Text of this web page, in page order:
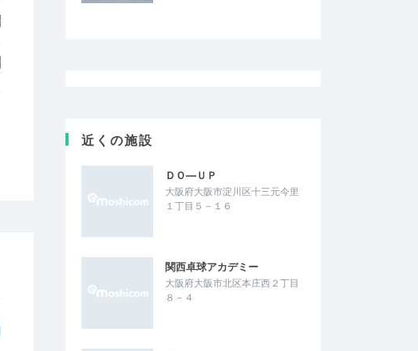
近くの施設
ＤＯ―ＵＰ
大阪府大阪市淀川区十三元今里
１丁目５－１６
関西卓球アカデミー
大阪府大阪市北区本庄西２丁目
８－４